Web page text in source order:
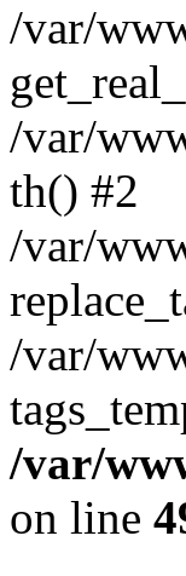
/var/
/var/
th() #2
/var/
/var/
/var/
on line